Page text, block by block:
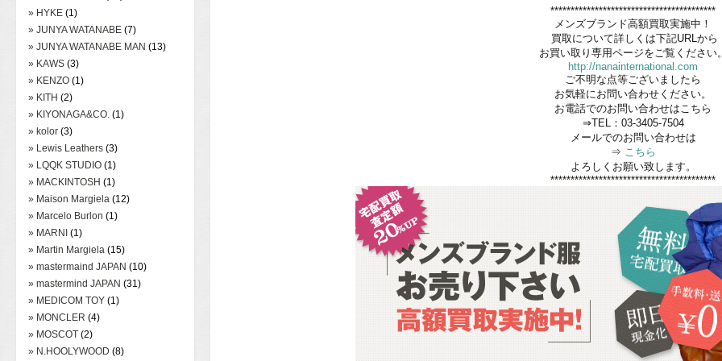
» HYKE (1)
» JUNYA WATANABE (7)
» JUNYA WATANABE MAN (13)
» KAWS (3)
» KENZO (1)
» KITH (2)
» KIYONAGA&CO. (1)
» kolor (3)
» Lewis Leathers (3)
» LQQK STUDIO (1)
» MACKINTOSH (1)
» Maison Margiela (12)
» Marcelo Burlon (1)
» MARNI (1)
» Martin Margiela (15)
» mastermaind JAPAN (10)
» mastermind JAPAN (31)
» MEDICOM TOY (1)
» MONCLER (4)
» MOSCOT (2)
» N.HOOLYWOOD (8)
*****************************************
メンズブランド高額買取実施中！
買取について詳しくは下記URLから
お買い取り専用ページをご覧ください
http://nanainternational.com
ご不明な点等ございましたら
お気軽にお問い合わせください。
お電話でのお問い合わせはこちら
⇒TEL：03-3405-7504
メールでのお問い合わせは
⇒ こちら
よろしくお願い致します。
*****************************************